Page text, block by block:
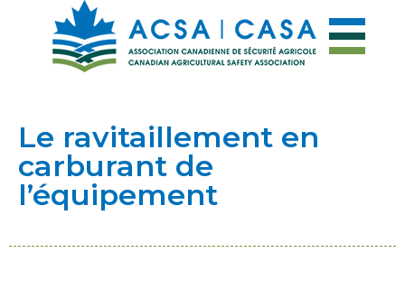
Le ravitaillement en
carburant de
l’équipement